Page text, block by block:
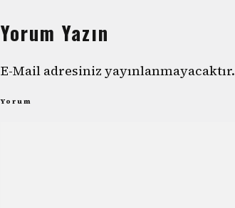
Yorum Yazın
E-Mail adresiniz yayınlanmayacaktır.
Yorum